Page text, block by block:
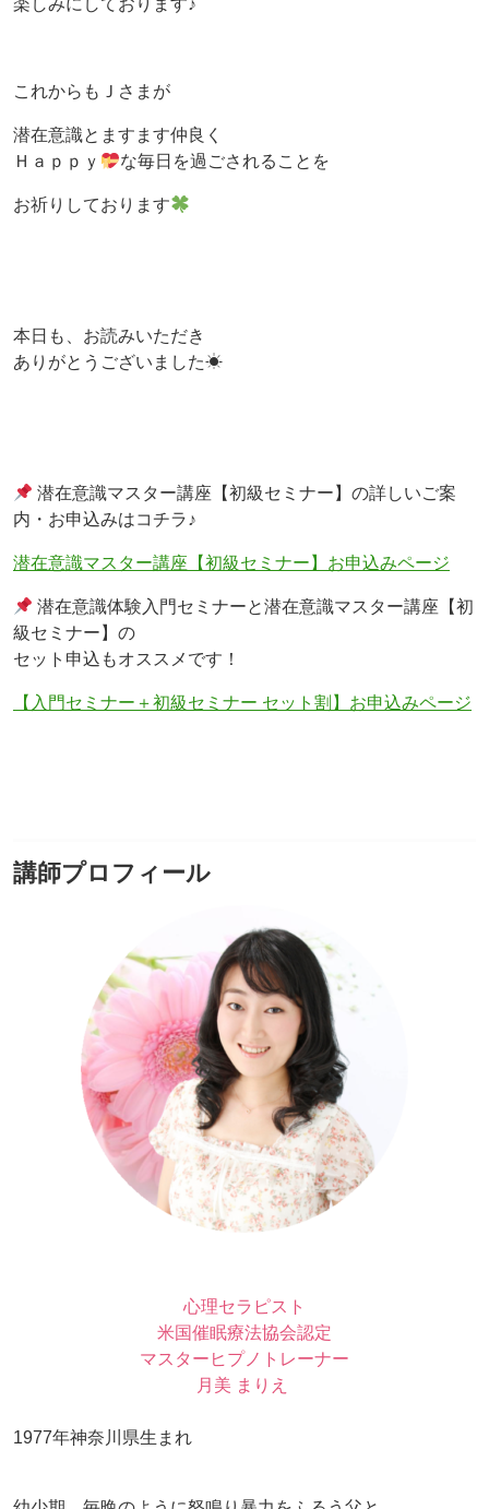
楽しみにしております♪
これからもＪさまが
潜在意識とますます仲良く
Ｈａｐｐｙ
な毎日を過ごされることを
お祈りしております
本日も、お読みいただき
ありがとうございました☀
潜在意識マスター講座【初級セミナー】の詳しいご案
内・お申込みはコチラ♪
潜在意識マスター講座【初級セミナー】お申込みページ
潜在意識体験入門セミナーと潜在意識マスター講座【初
級セミナー】の
セット申込もオススメです！
【入門セミナー＋初級セミナー セット割】お申込みページ
講師プロフィール
心理セラピスト
米国催眠療法協会認定
マスターヒプノトレーナー
月美 まりえ
1977年神奈川県生まれ